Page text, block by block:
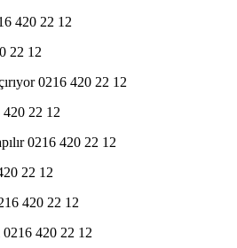
420 22 12
22 12
0216 420 22 12
22 12
0216 420 22 12
22 12
420 22 12
420 22 12